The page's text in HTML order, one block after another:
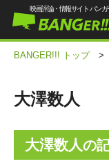
映画評論・情報サイト バンガ
BANGER!!! トップ >
大澤数人
大澤数人の